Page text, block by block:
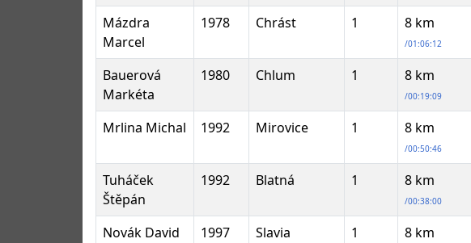
Mázdra
Marcel
1978 Chrást 1 8 km
/01:06:12
Bauerová
Markéta
1980 Chlum 1 8 km
/00:19:09
Mrlina Michal 1992 Mirovice 1 8 km
/00:50:46
Tuháček
Štěpán
1992 Blatná 1 8 km
/00:38:00
Novák David 1997 Slavia 1 8 km